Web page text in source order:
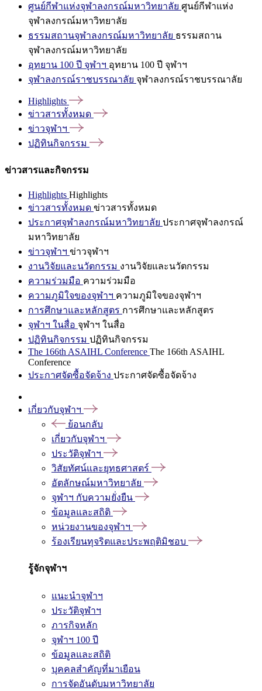
ศูนย์กีฬาแห่งจุฬาลงกรณ์มหาวิทยาลัย ศูนย์กีฬาแห่ง
จุฬาลงกรณ์มหาวิทยาลัย
ธรรมสถานจุฬาลงกรณ์มหาวิทยาลัย ธรรมสถาน
จุฬาลงกรณ์มหาวิทยาลัย
อุทยาน 100 ปี จุฬาฯ อุทยาน 100 ปี จุฬาฯ
จุฬาลงกรณ์ราชบรรณาลัย จุฬาลงกรณ์ราชบรรณาลัย
Highlights
ข่าวสารทั้งหมด
ข่าวจุฬาฯ
ปฏิทินกิจกรรม
ข่าวสารและกิจกรรม
Highlights Highlights
ข่าวสารทั้งหมด ข่าวสารทั้งหมด
ประกาศจุฬาลงกรณ์มหาวิทยาลัย ประกาศจุฬาลงกรณ์
มหาวิทยาลัย
ข่าวจุฬาฯ ข่าวจุฬาฯ
งานวิจัยและนวัตกรรม งานวิจัยและนวัตกรรม
ความร่วมมือ ความร่วมมือ
ความภูมิใจของจุฬาฯ ความภูมิใจของจุฬาฯ
การศึกษาและหลักสูตร การศึกษาและหลักสูตร
จุฬาฯ ในสื่อ จุฬาฯ ในสื่อ
ปฏิทินกิจกรรม ปฏิทินกิจกรรม
The 166th ASAIHL Conference The 166th ASAIHL
Conference
ประกาศจัดซื้อจัดจ้าง ประกาศจัดซื้อจัดจ้าง
เกี่ยวกับจุฬาฯ
ย้อนกลับ
เกี่ยวกับจุฬาฯ
ประวัติจุฬาฯ
วิสัยทัศน์และยุทธศาสตร์
อัตลักษณ์มหาวิทยาลัย
จุฬาฯ กับความยั่งยืน
ข้อมูลและสถิติ
หน่วยงานของจุฬาฯ
ร้องเรียนทุจริตและประพฤติมิชอบ
รู้จักจุฬาฯ
แนะนำจุฬาฯ
ประวัติจุฬาฯ
ภารกิจหลัก
จุฬาฯ 100 ปี
ข้อมูลและสถิติ
บุคคลสำคัญที่มาเยือน
การจัดอันดับมหาวิทยาลัย